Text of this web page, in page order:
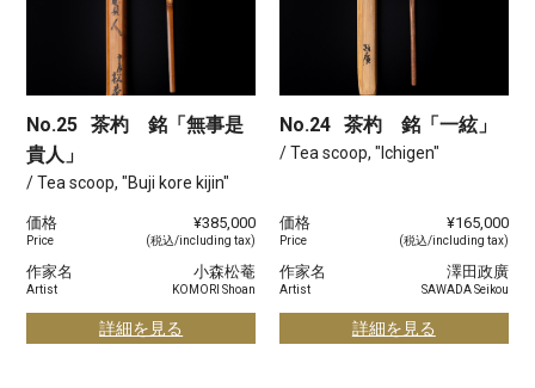
No.25 茶杓 銘「無事是
貴人」
/ Tea scoop, "Buji kore kijin"
価格
Price
¥385,000
(税込/including tax)
作家名
Artist
小森松菴
KOMORI Shoan
詳細を見る
No.24 茶杓 銘「一絃」
/ Tea scoop, "Ichigen"
価格
Price
¥165,000
(税込/including tax)
作家名
Artist
澤田政廣
SAWADA Seikou
詳細を見る